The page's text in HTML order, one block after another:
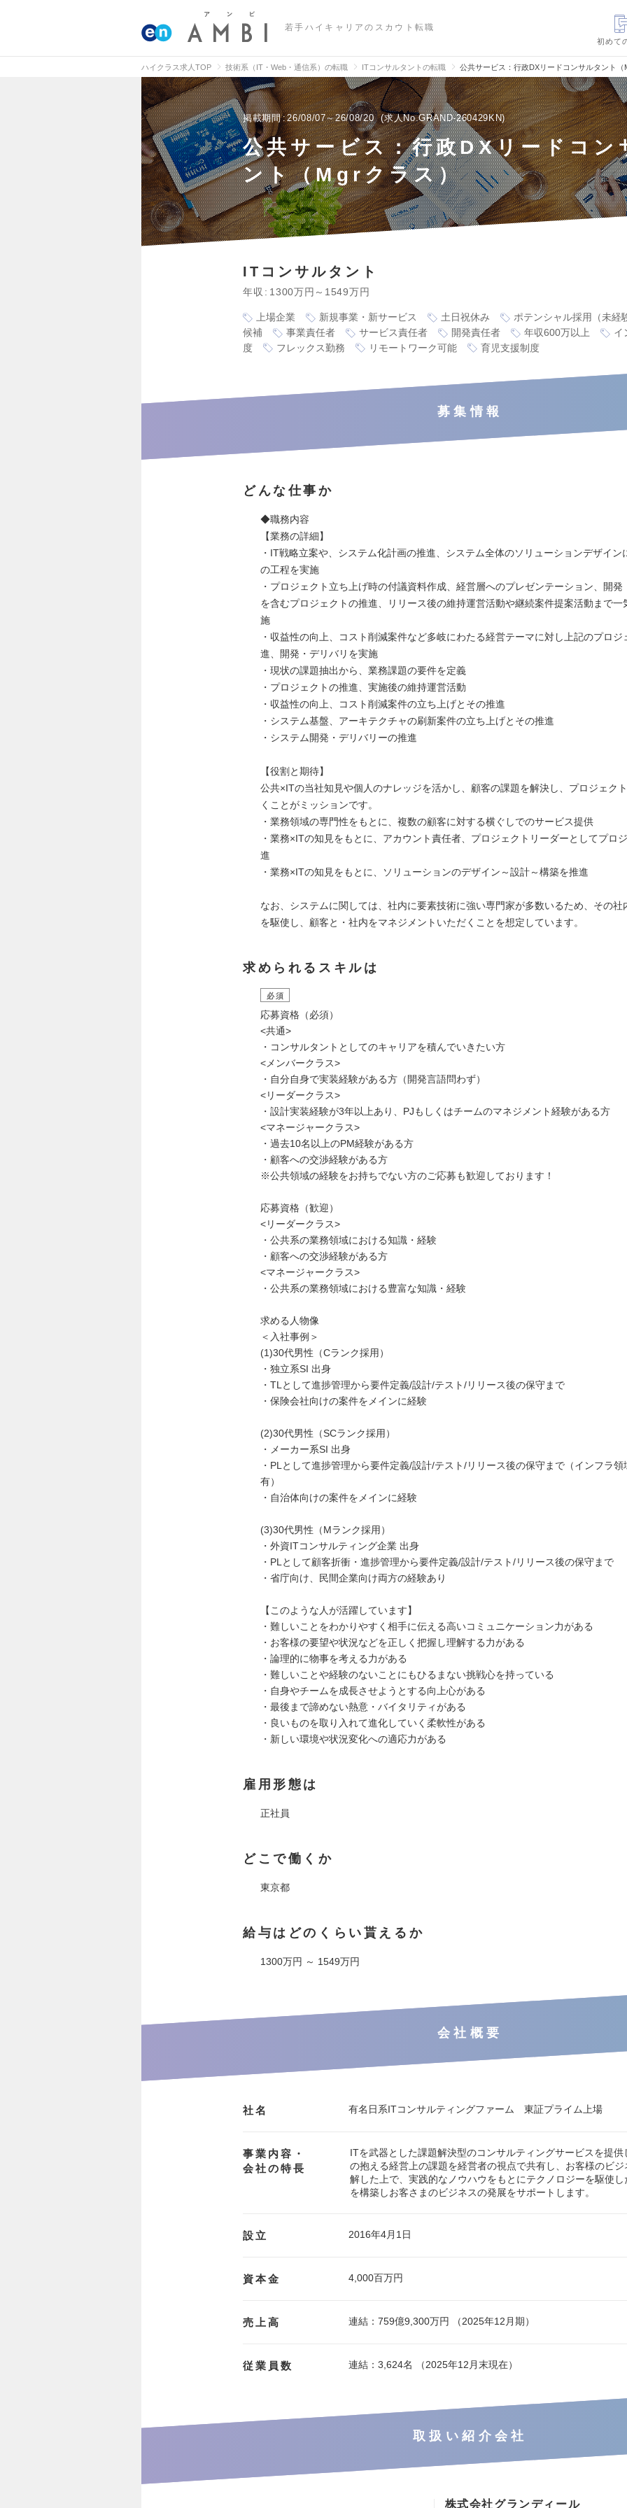
若手ハイキャリアのスカウト転職
初めて
ハイクラス求人TOP 技術系（IT・Web・通信系）の転職 ITコンサルタントの転職 公共サービス：行政DXリードコンサルタント
掲載期間 26/08/07～26/08/20 求人No.GRAND-260429KN
公共サービス：行政DXリードコン
ント（Mgrクラス）
ITコンサルタント
年収 1300万円～1549万円
上場企業 新規事業・新サービス 土日祝休み
ポテンシャル採用（未経
候補
事業責任者 サービス責任者 開発責任者 年収600万以上
イ
度
フレックス勤務 リモートワーク可能 育児支援制度
募集情報
どんな仕事か
◆職務内容
【業務の詳細】
・IT戦略立案や、システム化計画の推進、システム全体のソリューションデザイン
の工程を実施
・プロジェクト立ち上げ時の付議資料作成、経営層へのプレゼンテーション、開発
を含むプロジェクトの推進、リリース後の維持運営活動や継続案件提案活動まで一
施
・収益性の向上、コスト削減案件など多岐にわたる経営テーマに対し上記のプロジ
進、開発・デリバリを実施
・現状の課題抽出から、業務課題の要件を定義
・プロジェクトの推進、実施後の維持運営活動
・収益性の向上、コスト削減案件の立ち上げとその推進
・システム基盤、アーキテクチャの刷新案件の立ち上げとその推進
・システム開発・デリバリーの推進
【役割と期待】
公共×ITの当社知見や個人のナレッジを活かし、顧客の課題を解決し、プロジェク
くことがミッションです。
・業務領域の専門性をもとに、複数の顧客に対する横ぐしでのサービス提供
・業務×ITの知見をもとに、アカウント責任者、プロジェクトリーダーとしてプロ
進
・業務×ITの知見をもとに、ソリューションのデザイン～設計～構築を推進
なお、システムに関しては、社内に要素技術に強い専門家が多数いるため、その社
を駆使し、顧客と・社内をマネジメントいただくことを想定しています。
求められるスキルは
必須
応募資格（必須）
<共通>
・コンサルタントとしてのキャリアを積んでいきたい方
<メンバークラス>
・自分自身で実装経験がある方（開発言語問わず）
<リーダークラス>
・設計実装経験が3年以上あり、PJもしくはチームのマネジメント経験がある方
<マネージャークラス>
・過去10名以上のPM経験がある方
・顧客への交渉経験がある方
※公共領域の経験をお持ちでない方のご応募も歓迎しております！
応募資格（歓迎）
<リーダークラス>
・公共系の業務領域における知識・経験
・顧客への交渉経験がある方
<マネージャークラス>
・公共系の業務領域における豊富な知識・経験
求める人物像
＜入社事例＞
(1)30代男性（Cランク採用）
・独立系SI 出身
・TLとして進捗管理から要件定義/設計/テスト/リリース後の保守まで
・保険会社向けの案件をメインに経験
(2)30代男性（SCランク採用）
・メーカー系SI 出身
・PLとして進捗管理から要件定義/設計/テスト/リリース後の保守まで（インフラ領
有）
・自治体向けの案件をメインに経験
(3)30代男性（Mランク採用）
・外資ITコンサルティング企業 出身
・PLとして顧客折衝・進捗管理から要件定義/設計/テスト/リリース後の保守まで
・省庁向け、民間企業向け両方の経験あり
【このような人が活躍しています】
・難しいことをわかりやすく相手に伝える高いコミュニケーション力がある
・お客様の要望や状況などを正しく把握し理解する力がある
・論理的に物事を考える力がある
・難しいことや経験のないことにもひるまない挑戦心を持っている
・自身やチームを成長させようとする向上心がある
・最後まで諦めない熱意・バイタリティがある
・良いものを取り入れて進化していく柔軟性がある
・新しい環境や状況変化への適応力がある
雇用形態は
正社員
どこで働くか
東京都
給与はどのくらい貰えるか
1300万円 ～ 1549万円
会社概要
社名 有名日系ITコンサルティングファーム 東証プライム上場
事業内容・
会社の特長
ITを武器とした課題解決型のコンサルティングサービスを提供
の抱える経営上の課題を経営者の視点で共有し、お客様のビ
解した上で、実践的なノウハウをもとにテクノロジーを駆使
を構築しお客さまのビジネスの発展をサポートします。
設立 2016年4月1日
資本金 4,000百万円
売上高 連結：759億9,300万円 （2025年12月期）
従業員数 連結：3,624名 （2025年12月末現在）
取扱い紹介会社
株式会社グランディール